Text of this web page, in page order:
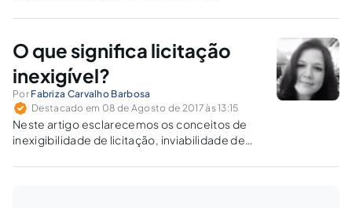
de bens e serviços de quantificação previsível.
O que significa licitação
inexigível?
Por Fabriza Carvalho Barbosa
Destacado em 08 de Agosto de 2017 às 13:15
Neste artigo esclarecemos os conceitos de
inexigibilidade de licitação, inviabilidade de
notória especialização e fornecedor exclusivo.